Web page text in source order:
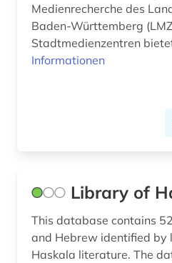
Medienrecherche des
Baden-Württemberg
Stadtmedienzentren
Informationen
Library of
This database contains
and Hebrew identified by
Haskala literature. The